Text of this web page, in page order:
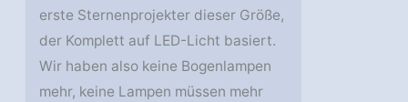
erste Sternenprojekter dieser Größe,
der Komplett auf LED-Licht basiert.
Wir haben also keine Bogenlampen
mehr, keine Lampen müssen mehr